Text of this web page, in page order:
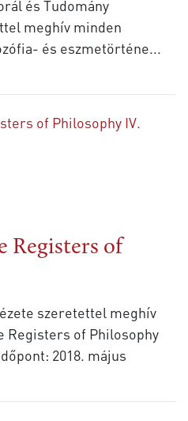
és Tudomány
meghív minden
és eszmetörténe...
Registers of
szeretettel meghív
Registers of Philosophy
2018. május